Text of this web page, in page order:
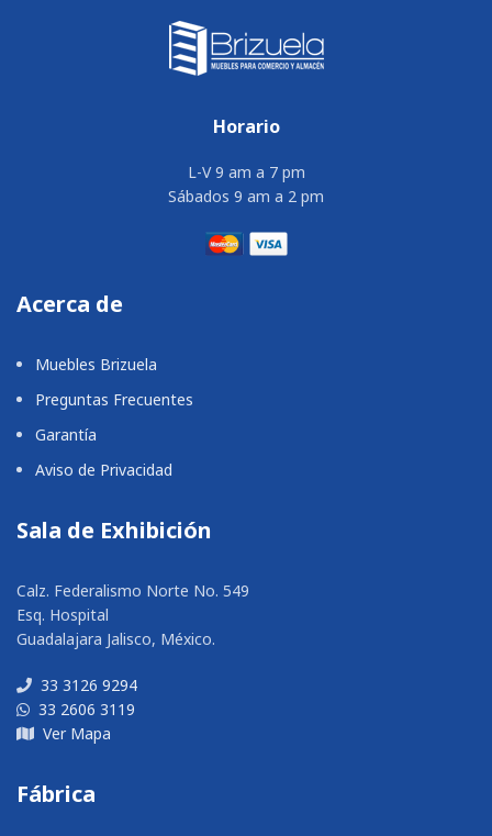
Horario
L-V 9 am a 7 pm
Sábados 9 am a 2 pm
Acerca de
Muebles Brizuela
Preguntas Frecuentes
Garantía
Aviso de Privacidad
Sala de Exhibición
Calz. Federalismo Norte No. 549
Esq. Hospital
Guadalajara Jalisco, México.
33 3126 9294
33 2606 3119
Ver Mapa
Fábrica